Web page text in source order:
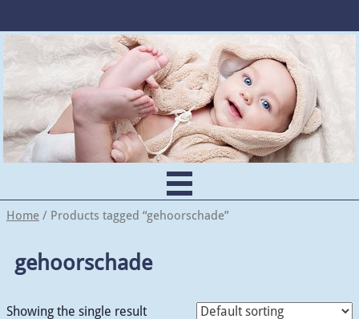
Home / Products tagged “gehoorschade”
gehoorschade
Showing the single result